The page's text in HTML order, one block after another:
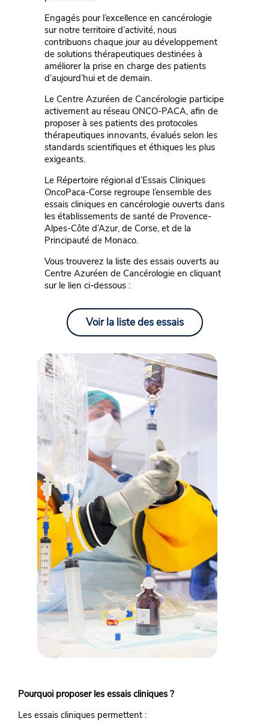
Engagés pour l’excellence en cancérologie
sur notre territoire d’activité, nous
contribuons chaque jour au développement
de solutions thérapeutiques destinées à
améliorer la prise en charge des patients
d’aujourd’hui et de demain.
Le Centre Azuréen de Cancérologie participe
activement au réseau ONCO-PACA, afin de
proposer à ses patients des protocoles
thérapeutiques innovants, évalués selon les
standards scientifiques et éthiques les plus
exigeants.
Le Répertoire régional d’Essais Cliniques
OncoPaca-Corse regroupe l’ensemble des
essais cliniques en cancérologie ouverts dans
les établissements de santé de Provence-
Alpes-Côte d’Azur, de Corse, et de la
Principauté de Monaco.
Vous trouverez la liste des essais ouverts au
Centre Azuréen de Cancérologie en cliquant
sur le lien ci-dessous :
Voir la liste des essais
Pourquoi proposer les essais cliniques ?
Les essais cliniques permettent :